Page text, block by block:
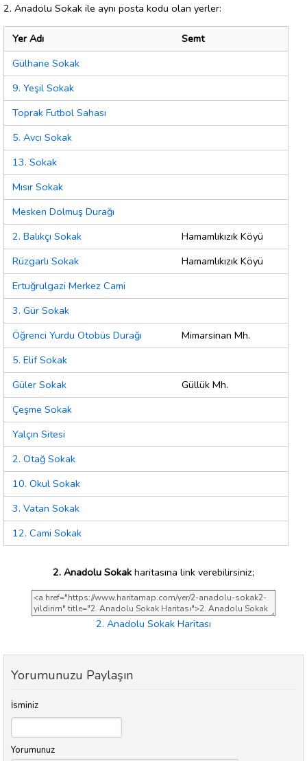
2. Anadolu Sokak ile aynı posta kodu olan yerler:
Yer Adı
Semt
Gülhane Sokak
9. Yeşil Sokak
Toprak Futbol Sahası
5. Avcı Sokak
13. Sokak
Mısır Sokak
Mesken Dolmuş Durağı
2. Balıkçı Sokak
Hamamlıkızık Köyü
Rüzgarlı Sokak
Hamamlıkızık Köyü
Ertuğrulgazi Merkez Cami
3. Gür Sokak
Öğrenci Yurdu Otobüs Durağı
Mimarsinan Mh.
5. Elif Sokak
Güler Sokak
Güllük Mh.
Çeşme Sokak
Yalçın Sitesi
2. Otağ Sokak
10. Okul Sokak
3. Vatan Sokak
12. Cami Sokak
2. Anadolu Sokak haritasına link verebilirsiniz;
2. Anadolu Sokak Haritası
Yorumunuzu Paylaşın
İsminiz
Yorumunuz